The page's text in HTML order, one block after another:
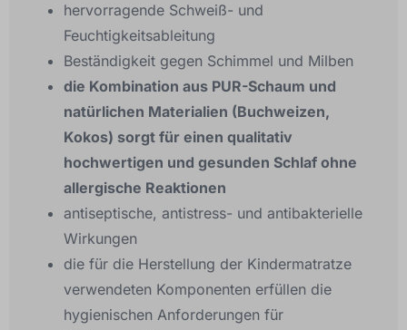
hervorragende Schweiß- und
Feuchtigkeitsableitung
Beständigkeit gegen Schimmel und Milben
die Kombination aus PUR-Schaum und
natürlichen Materialien (Buchweizen,
Kokos) sorgt für einen qualitativ
hochwertigen und gesunden Schlaf ohne
allergische Reaktionen
antiseptische, antistress- und antibakterielle
Wirkungen
die für die Herstellung der Kindermatratze
verwendeten Komponenten erfüllen die
hygienischen Anforderungen für